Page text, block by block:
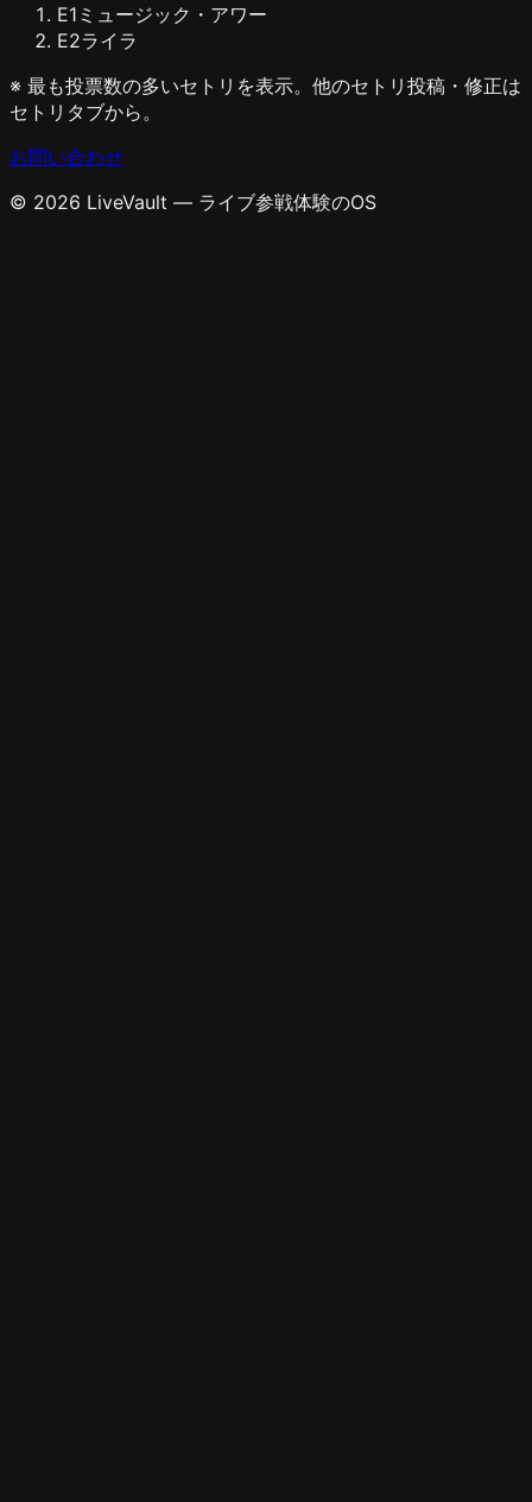
E1 ミュージック・アワー
E2ライラ
※ 最も投票数の多いセトリを表示。他のセトリ投稿・修正は
セトリタブから。
お問い合わせ
© 2026 LiveVault — ライブ参戦体験のOS